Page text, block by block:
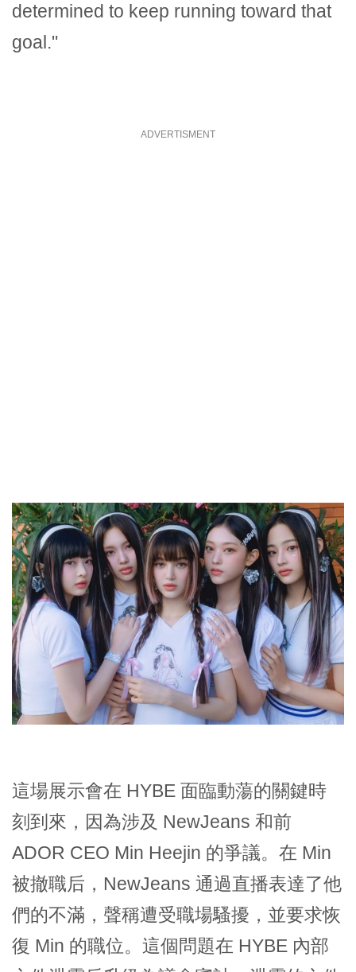
determined to keep running toward that
goal."
ADVERTISMENT
這場展示會在 HYBE 面臨動蕩的關鍵時
刻到來，因為涉及 NewJeans 和前
ADOR CEO Min Heejin 的爭議。在 Min
被撤職后，NewJeans 通過直播表達了他
們的不滿，聲稱遭受職場騷擾，並要求恢
復 Min 的職位。這個問題在 HYBE 內部